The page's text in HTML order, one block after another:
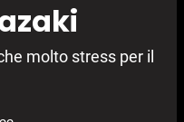
molto stress per il